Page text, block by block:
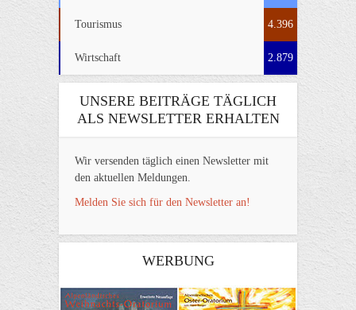
Tourismus 4.396
Wirtschaft 2.879
UNSERE BEITRÄGE TÄGLICH
ALS NEWSLETTER ERHALTEN
Wir versenden täglich einen Newsletter mit
den aktuellen Meldungen.
Melden Sie sich für den Newsletter an!
WERBUNG